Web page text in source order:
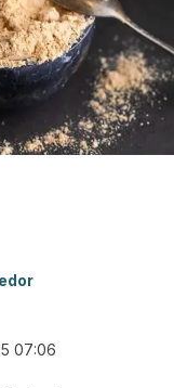
07:06